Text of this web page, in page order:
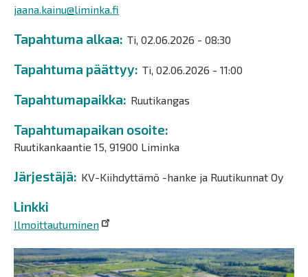
jaana.kainu@liminka.fi
Tapahtuma alkaa Ti, 02.06.2026 - 08:30
Tapahtuma päättyy Ti, 02.06.2026 - 11:00
Tapahtumapaikka Ruutikangas
Tapahtumapaikan osoite
Ruutikankaantie 15, 91900 Liminka
Järjestäjä KV-Kiihdyttämö -hanke ja Ruutikunnat Oy
Linkki
Ilmoittautuminen